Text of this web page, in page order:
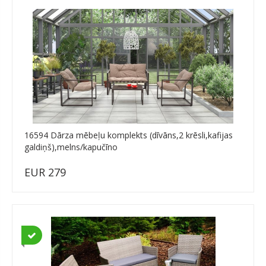
16594 Dārza mēbeļu komplekts (dīvāns,2 krēsli,kafijas
galdiņš),melns/kapučīno
EUR 279